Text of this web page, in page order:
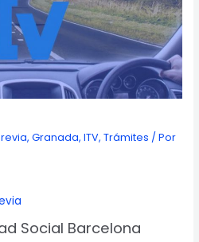
,Granada,ITV,Trámites / Por
Social Barcelona